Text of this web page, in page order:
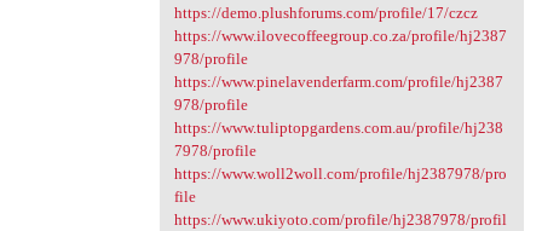
https://demo.plushforums.com/profile/17/czcz
https://www.ilovecoffeegroup.co.za/profile/hj2387
978/profile
https://www.pinelavenderfarm.com/profile/hj2387
978/profile
https://www.tuliptopgardens.com.au/profile/hj238
7978/profile
https://www.woll2woll.com/profile/hj2387978/pro
file
https://www.ukiyoto.com/profile/hj2387978/profil